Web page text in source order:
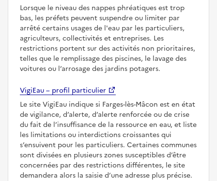
Lorsque le niveau des nappes phréatiques est trop
bas, les préfets peuvent suspendre ou limiter par
arrêté certains usages de l'eau par les particuliers,
agriculteurs, collectivités et entreprises. Les
restrictions portent sur des activités non prioritaires,
telles que le remplissage des piscines, le lavage des
voitures ou l’arrosage des jardins potagers.
VigiEau – profil particulier
Le site VigiEau indique si Farges-lès-Mâcon est en état
de vigilance, d’alerte, d’alerte renforcée ou de crise
du fait de l’insuffisance de la ressource en eau, et liste
les limitations ou interdictions croissantes qui
s’ensuivent pour les particuliers. Certaines communes
sont divisées en plusieurs zones susceptibles d’être
concernées par des restrictions différentes, le site
demandera alors la saisie d’une adresse plus précise.